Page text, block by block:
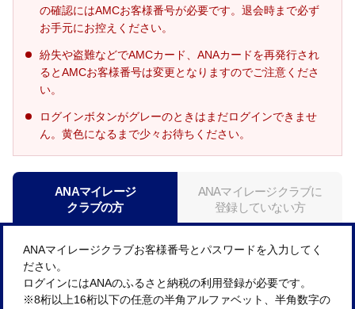
の確認にはAMCお客様番号が必要です。退会時まで必ず
お手元にお控えください。
紛失や盗難などでAMCカード、ANAカードを再発行され
るとAMCお客様番号は変更となりますのでご注意くださ
い。
ログインボタンがグレーのときはまだログインできませ
ん。黄色になるまで少々お待ちください。
ANAマイレージ
クラブの方
ANAマイレージクラブに
登録していない方
ANAマイレージクラブお客様番号とパスワードを入力してく
ださい。
ログインにはANAのふるさと納税の利用登録が必要です。
※8桁以上16桁以下の任意の半角アルファベット、半角数字の